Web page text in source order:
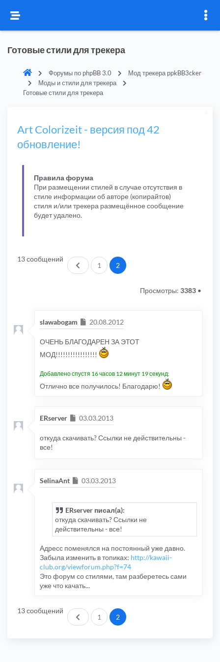
Готовые стили для трекера
Форумы по phpBB 3.0
Мод трекера ppkBB3cker
Моды и стили для трекера
Готовые стили для трекера
Art Colorizeit - версия под 42
обновление!
Правила форума
При размещении стилей в случае отсутствия в
стиле информации об авторе (копирайтов)
стиля и/или трекера размещённое сообщение
будет удалено.
13 сообщений
Пред.1 2
Просмотры: 3383 •
slawabogam Сообщение
20.08.2012
ОЧЕНЬ БЛАГОДАРЕН ЗА ЭТОТ
МОД!!!!!!!!!!!!!!!!!
Добавлено спустя 16 часов 12 минут 19 секунд:
Отлично все получилось! Благодарю!
ERserver Сообщение
03.03.2013
откуда скачивать? Ссылки не действительны -
все!
SelinaAnt Сообщение
03.03.2013
ERserver писал(а):
откуда скачивать? Ссылки не
действительны - все!
Адресс поменялся на постоянный уже давно.
Забыла изменить в топиках: http://kawaii-
club.org/viewforum.php?f=74
Это форум со стилями, там разберетесь сами
уже что качать...
13 сообщений
Пред.1 2